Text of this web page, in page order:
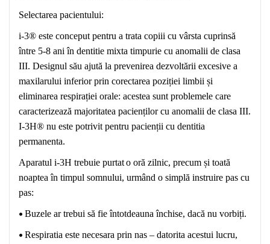
Selectarea pacientului:
i-3® este conceput pentru a trata copiii cu vârsta cuprinsă
între 5-8 ani în dentitie mixta timpurie cu anomalii de clasa
III. Designul său ajută la prevenirea dezvoltării excesive a
maxilarului inferior prin corectarea poziției limbii și
eliminarea respirației orale: acestea sunt problemele care
caracterizează majoritatea pacienților cu anomalii de clasa III.
I-3H® nu este potrivit pentru pacienții cu dentitia
permanenta.
Aparatul i-3H trebuie purtato oră zilnic, precum și toată
noaptea în timpul somnului, urmând o simplă instruire pas cu
pas:
• Buzele ar trebui să fie întotdeauna închise, dacă nu vorbiți.
• Respiratia este necesara prin nas – datorita acestui lucru,